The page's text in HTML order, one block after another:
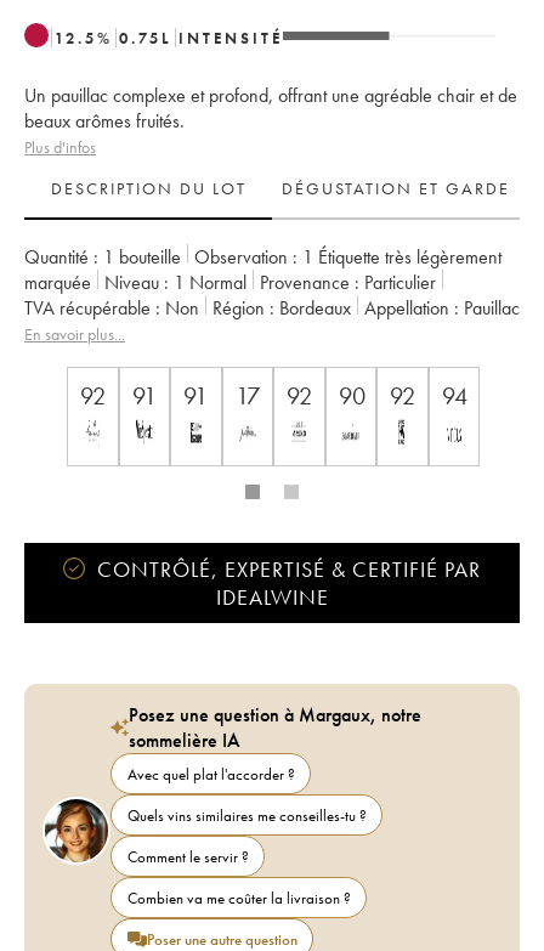
12.5% 0.75 L INTENSITÉ
Un pauillac complexe et profond, offrant une agréable chair et de
beaux arômes fruités.
Plus d'infos
DESCRIPTION DU LOT
DÉGUSTATION ET GARDE
Quantité : 1 bouteille Observation : 1 Étiquette très légèrement
marquée
Niveau : 1 Normal Provenance : particulier
TVA récupérable :
non Région : Bordeaux Appellation : Pauillac
Classement :
En savoir plus...
92 91 91 17 92 90 92 94
CONTRÔLÉ, EXPERTISÉ & CERTIFIÉ PAR
IDEALWINE
Posez une question à Margaux, notre
sommelière IA
Avec quel plat l'accorder ?
Quels vins similaires me conseilles-tu ?
Comment le servir ?
Combien va me coûter la livraison ?
Poser une autre question